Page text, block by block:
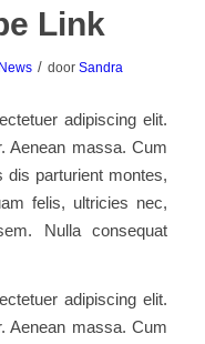
Link
News / doorSandra
adipiscing elit.
Aenean massa. Cum
dis parturient montes,
felis, ultricies nec,
Nulla consequat
adipiscing elit.
Aenean massa. Cum